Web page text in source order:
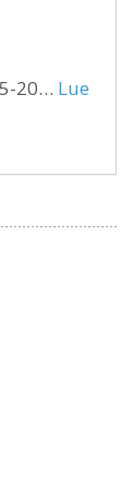
20… Lue